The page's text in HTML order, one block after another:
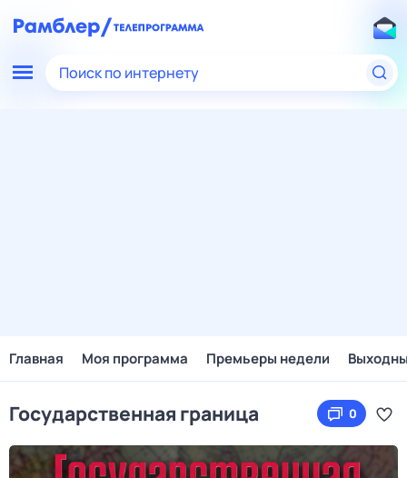
Поиск по интернету
Главная Моя программа Премьеры недели
Государственная граница 0